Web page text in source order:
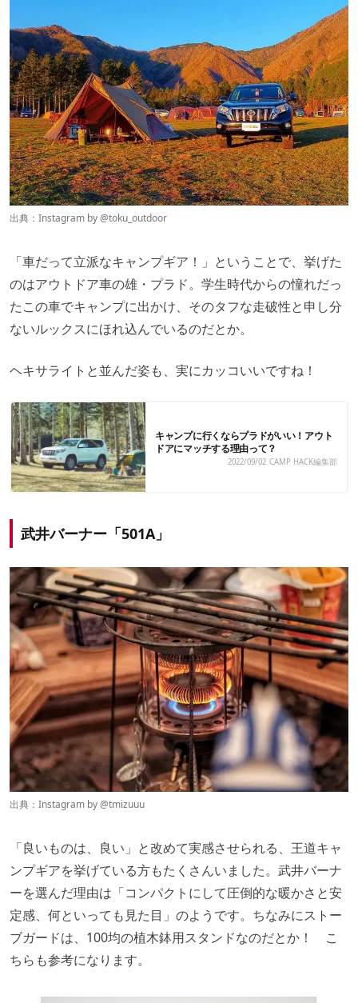
出典：Instagram by@toku_outdoor
「車だって立派なキャンプギア！」ということで、挙げた
のはアウトドア車の雄・プラド。学生時代からの憧れだっ
たこの車でキャンプに出かけ、そのタフな走破性と申し分
ないルックスにほれ込んでいるのだとか。
ヘキサライトと並んだ姿も、実にカッコいいですね！
キャンプに行くならプラドがいい！アウト
ドアにマッチする理由って？
2022/09/02 CAMP HACK編集部
武井バーナー「501A」
出典：Instagram by@tmizuuu
「良いものは、良い」と改めて実感させられる、王道キャ
ンプギアを挙げている方もたくさんいました。武井バーナ
ーを選んだ理由は「コンパクトにして圧倒的な暖かさと安
定感、何といっても見た目」のようです。ちなみにストー
ブガードは、100均の植木鉢用スタンドなのだとか！ こ
ちらも参考になります。